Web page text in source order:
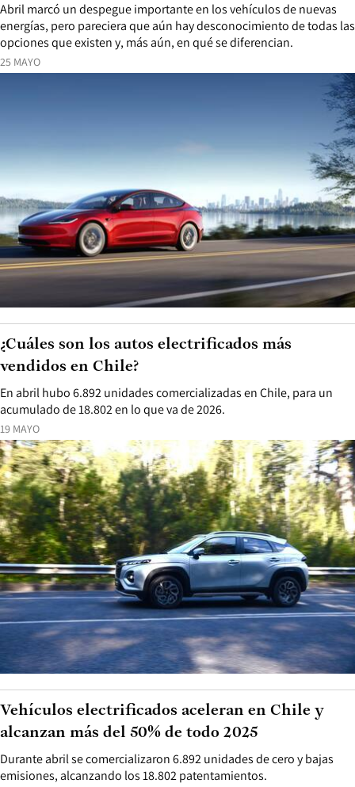
25 MAYO
Abril marcó un despegue importante en los vehículos de nuevas
energías, pero pareciera que aún hay desconocimiento de todas las
opciones que existen y, más aún, en qué se diferencian.
19 MAYO
En abril hubo 6.892 unidades comercializadas en Chile, para un
acumulado de 18.802 en lo que va de 2026.
¿Cuáles son los autos electrificados más
vendidos en Chile?
Durante abril se comercializaron 6.892 unidades de cero y bajas
emisiones, alcanzando los 18.802 patentamientos.
Vehículos electrificados aceleran en Chile y
alcanzan más del 50% de todo 2025